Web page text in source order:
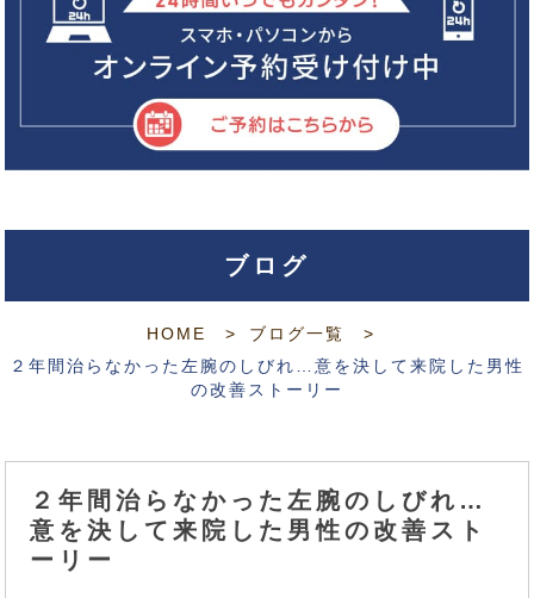
ブログ
HOME
ブログ一覧
２年間治らなかった左腕のしびれ…意を決して来院した男性
の改善ストーリー
２年間治らなかった左腕のしびれ…
意を決して来院した男性の改善スト
ーリー